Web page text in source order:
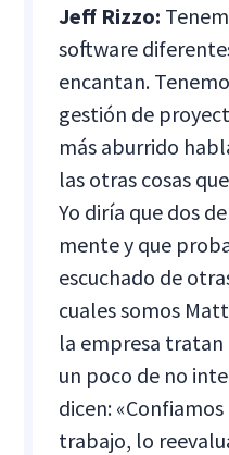
Jeff Rizzo:
software
encantan.
gestión de
más aburrido
las otras cosas
Yo diría que dos
mente y que
escuchado de
cuales somos
la empresa
un poco de no
dicen:
trabajo, lo